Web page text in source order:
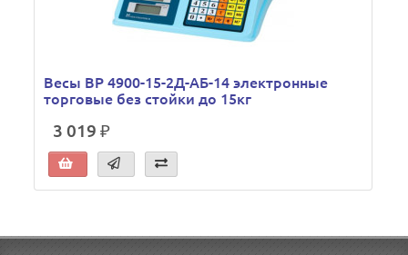
Весы ВР 4900-15-2Д-АБ-14 электронные
торговые без стойки до 15кг
3 019 ₽